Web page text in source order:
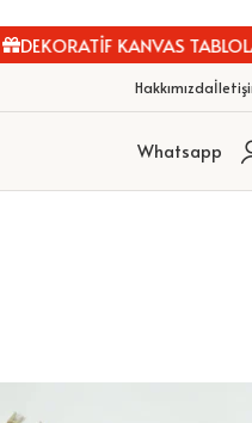
DEKORATİF KANVAS TABLOLAR
Hakkımızda
Whatsapp